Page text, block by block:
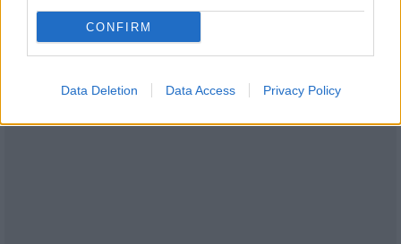
CONFIRM
Data Deletion Data Access Privacy Policy